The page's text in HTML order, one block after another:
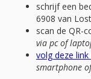
schrijf een
6908 van
scan de QR-
via pc of
volg deze
smartphone